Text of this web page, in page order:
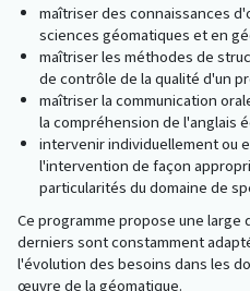
maîtriser des connaissances
sciences géomatiques et en
maîtriser les méthodes de
de contrôle de la qualité d'un
maîtriser la communication
la compréhension de l'anglais
intervenir individuellement ou
l'intervention de façon
particularités du domaine de
Ce programme propose une large
derniers sont constamment
l'évolution des besoins dans les
œuvre de la géomatique.